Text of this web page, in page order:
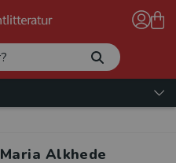
Maria Alkhede